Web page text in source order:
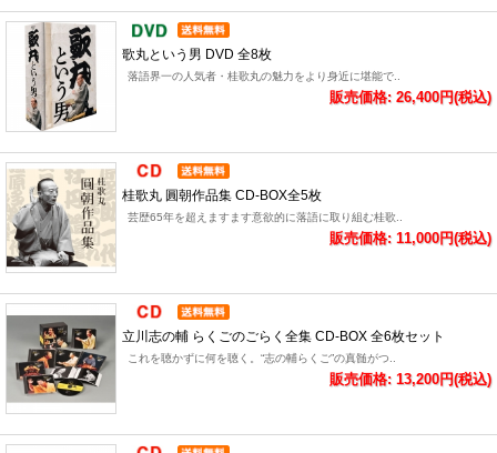
歌丸という男 DVD 全8枚
落語界一の人気者・桂歌丸の魅力をより身近に堪能で..
販売価格: 26,400円(税込)
桂歌丸 圓朝作品集 CD-BOX全5枚
芸歴65年を超えますます意欲的に落語に取り組む桂歌..
販売価格: 11,000円(税込)
立川志の輔 らくごのごらく全集 CD-BOX 全6枚セット
これを聴かずに何を聴く。“志の輔らくご”の真髄がつ..
販売価格: 13,200円(税込)